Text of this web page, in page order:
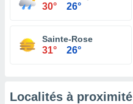
30° 26°
Sainte-Rose
31° 26°
Localités à proximité